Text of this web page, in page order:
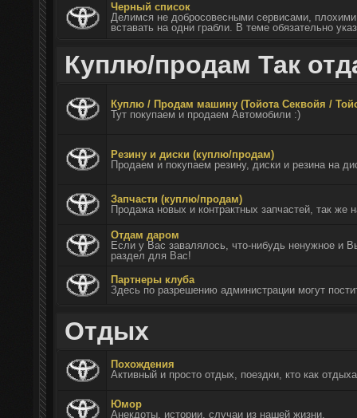
Черный список
Делимся не добросовесными сервисами,
вставать на одни грабли. В теме обязательно
Куплю/продам Так
Куплю / Продам машину (Тойота Секвойя /
Тут покупаем и продаем Автомобили :)
Резину и диски (куплю/продам)
Продаем и покупаем резину, диски и резина на
Запчасти (куплю/продам)
Продажа новых и контрактных запчастей, так же
Отдам даром
Если у Вас завалялось, что-нибудь ненужное и
раздел для Вас!
Партнеры клуба
Здесь по разрешению администрации могут
Отдых
Похождения
Активный и просто отдых, поездки, кто как
Юмор
Анекдоты, истории, случаи из нашей жизни.